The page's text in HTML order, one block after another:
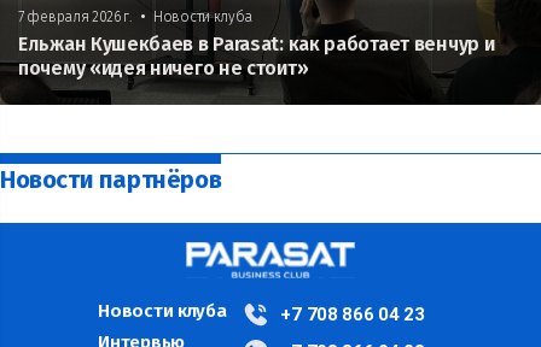
7 февраля 2026 г. • Новости клуба
Ельжан Кушекбаев в Parasat: как работает венчур и
почему «идея ничего не стоит»
Новости партнёров
Новости клуба
Интервью
+7 708 866 04 23